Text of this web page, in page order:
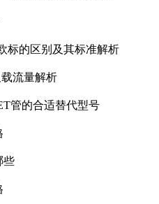
标的区别及其标准解析
流量解析
管的合适替代型号
些